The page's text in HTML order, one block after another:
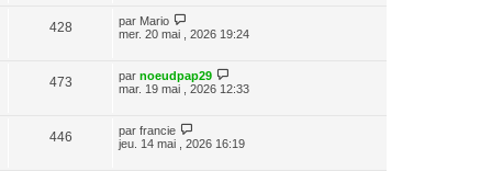
428 par Mario
mer. 20 mai , 2026 19:24
473 par noeudpap29
mar. 19 mai , 2026 12:33
446 par francie
jeu. 14 mai , 2026 16:19